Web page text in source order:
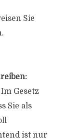
Sie
Gesetz
Sie als
ist nur